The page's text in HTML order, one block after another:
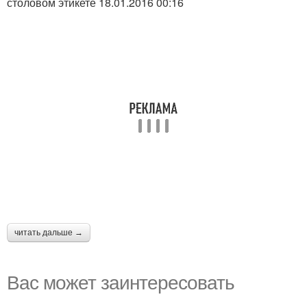
читать дальше →
Вас может заинтересовать